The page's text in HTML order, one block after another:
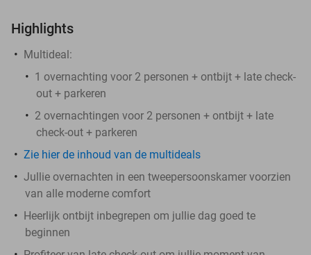
Highlights
Multideal:
1 overnachting voor 2 personen + ontbijt + late check-
out + parkeren
2 overnachtingen voor 2 personen + ontbijt + late
check-out + parkeren
Zie hier de inhoud van de multideals
Jullie overnachten in een tweepersoonskamer voorzien
van alle moderne comfort
Heerlijk ontbijt inbegrepen om jullie dag goed te
beginnen